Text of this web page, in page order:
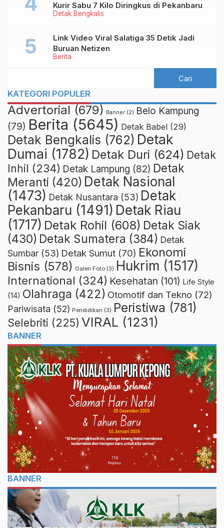
Detak Bengkalis
Kurir Sabu 7 Kilo Diringkus di Pekanbaru
Berita
Link Video Viral Salatiga 35 Detik Jadi
Buruan Netizen
KATEGORI POPULER
Advertorial (679) Banner (2) Belo Kampung
(79) Berita (5645) Detak Babel (29)
Detak Bengkalis (762) Detak
Dumai (1782) Detak Duri (624) Detak
Inhil (234) Detak Lampung (82) Detak
Meranti (420) Detak Nasional
(1473) Detak Nusantara (53) Detak
Pekanbaru (1491) Detak Riau
(1717) Detak Rohil (608) Detak Siak
(430) Detak Sumatera (384) Detak
Sumbar (53) Detak Sumut (70) Ekonomi
Bisnis (578) Galeri Foto (3) Hukrim (1517)
International (324) Kesehatan (101) Life Style
(14) Olahraga (422) Otomotif dan Tekno (72)
Pariwisata (52) Pendidikan (3) Peristiwa (781)
Selebriti (225) VIRAL (1231)
BANNER
BANNER